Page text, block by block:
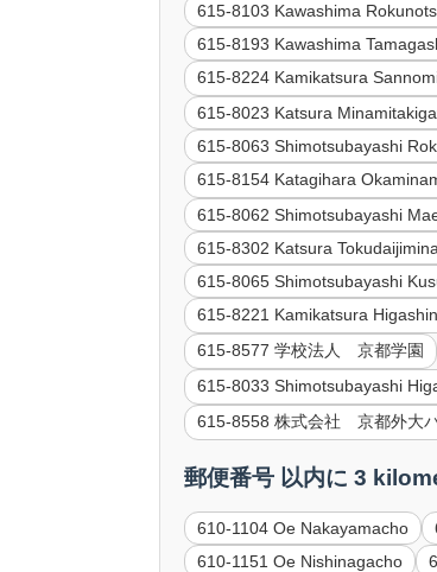
615-8103 Kawashima
615-8193 Kawashima
615-8224 Kamikatsura
615-8023 Katsura
615-8063 Shimotsubayashi
615-8154 Katagihara
615-8062 Shimotsubayashi
615-8302 Katsura
615-8065 Shimotsubayashi
615-8221 Kamikatsura
615-8577 学校法人 京都学園
615-8033 Shimotsubayashi
615-8558 株式会社 京都外大
郵便番号 以内に 3
610-1104 Oe Nakayamacho
610-1151 Oe Nishinagacho